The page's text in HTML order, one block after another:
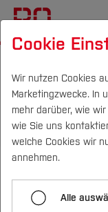
Campus
Studium
Studienbüros
Cookie
Wir nutzen Cookies
Marketingzwecke. In
mehr darüber, wie
wie Sie uns
welche Cookies wir
annehmen.
Alle